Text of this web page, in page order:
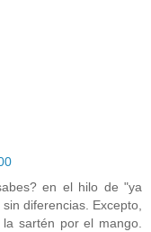
en el hilo de "ya
diferencias. Excepto,
sartén por el mango.